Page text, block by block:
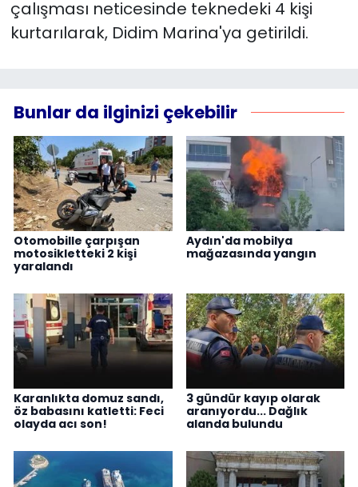
çalışması neticesinde teknedeki 4 kişi
kurtarılarak, Didim Marina'ya getirildi.
Bunlar da ilginizi çekebilir
Otomobille çarpışan
motosikletteki 2 kişi
yaralandı
Aydın'da mobilya
mağazasında yangın
Karanlıkta domuz sandı,
öz babasını katletti: Feci
olayda acı son!
3 gündür kayıp olarak
aranıyordu... Dağlık
alanda bulundu